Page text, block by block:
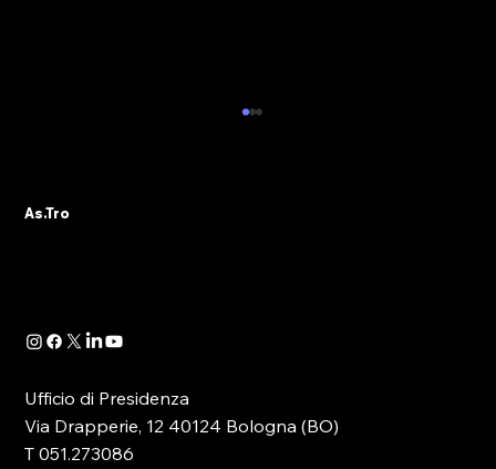
Determinazione Direttoriale di ADM, con la
As.Tro
Ufficio di Presidenza
Via Drapperie, 12 40124 Bologna (BO)
T 051.273086